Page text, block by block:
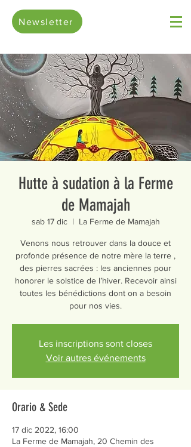
Newsletter
Hutte à sudation à la Ferme
de Mamajah
sab 17 dic
  |
La Ferme de Mamajah
Venons nous retrouver dans la douce et
profonde présence de notre mère la terre ,
des pierres sacrées : les anciennes pour
honorer le solstice de l’hiver. Recevoir ainsi
toutes les bénédictions dont on a besoin
pour nos vies.
Les inscriptions sont closes
Voir autres événements
Orario & Sede
17 dic 2022, 16:00
La Ferme de Mamajah, 20 Chemin des